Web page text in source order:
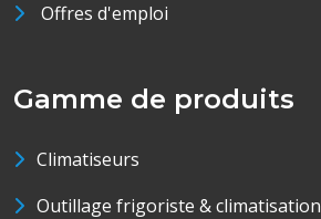
Offres d'emploi
Gamme de produits
Climatiseurs
Outillage frigoriste & climatisation